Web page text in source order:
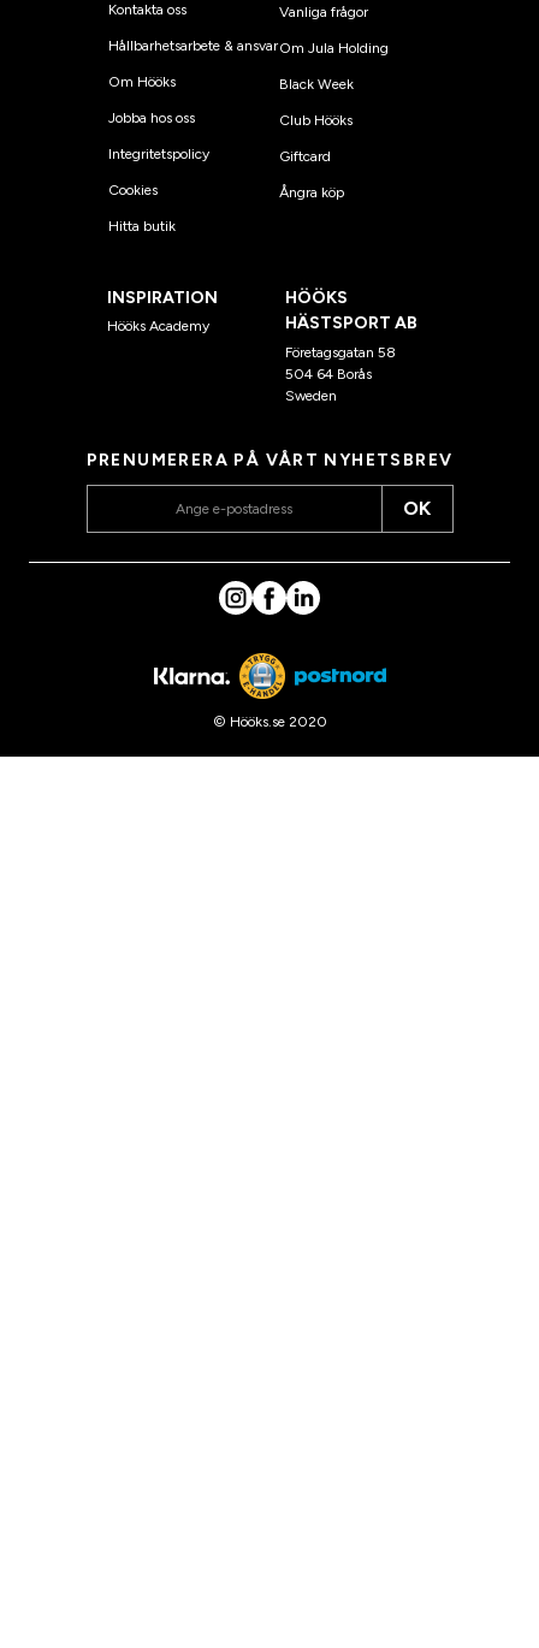
Kontakta oss
Hållbarhetsarbete & ansvar
Om Hööks
Jobba hos oss
Integritetspolicy
Cookies
Hitta butik
Vanliga frågor
Om Jula Holding
Black Week
Club Hööks
Giftcard
Ångra köp
INSPIRATION
Hööks Academy
HÖÖKS
HÄSTSPORT AB
Företagsgatan 58
504 64 Borås
Sweden
PRENUMERERA PÅ VÅRT NYHETSBREV
OK
© Hööks.se 2020